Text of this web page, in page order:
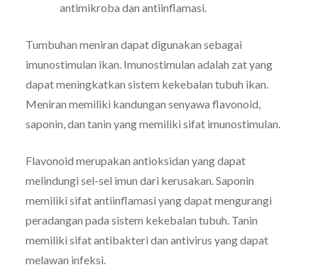
antimikroba dan antiinflamasi.
Tumbuhan meniran dapat digunakan sebagai
imunostimulan ikan. Imunostimulan adalah zat yang
dapat meningkatkan sistem kekebalan tubuh ikan.
Meniran memiliki kandungan senyawa flavonoid,
saponin, dan tanin yang memiliki sifat imunostimulan.
Flavonoid merupakan antioksidan yang dapat
melindungi sel-sel imun dari kerusakan. Saponin
memiliki sifat antiinflamasi yang dapat mengurangi
peradangan pada sistem kekebalan tubuh. Tanin
memiliki sifat antibakteri dan antivirus yang dapat
melawan infeksi.